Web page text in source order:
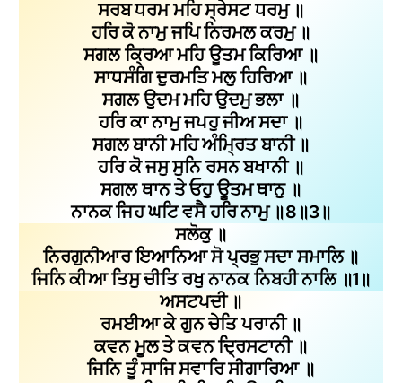
ਸਰਬ ਧਰਮ ਮਹਿ ਸ੍ਰੇਸਟ ਧਰਮੁ ॥
ਹਰਿ ਕੋ ਨਾਮੁ ਜਪਿ ਨਿਰਮਲ ਕਰਮੁ ॥
ਸਗਲ ਕ੍ਰਿਆ ਮਹਿ ਊਤਮ ਕਿਰਿਆ ॥
ਸਾਧਸੰਗਿ ਦੁਰਮਤਿ ਮਲੁ ਹਿਰਿਆ ॥
ਸਗਲ ਉਦਮ ਮਹਿ ਉਦਮੁ ਭਲਾ ॥
ਹਰਿ ਕਾ ਨਾਮੁ ਜਪਹੁ ਜੀਅ ਸਦਾ ॥
ਸਗਲ ਬਾਨੀ ਮਹਿ ਅੰਮ੍ਰਿਤ ਬਾਨੀ ॥
ਹਰਿ ਕੋ ਜਸੁ ਸੁਨਿ ਰਸਨ ਬਖਾਨੀ ॥
ਸਗਲ ਥਾਨ ਤੇ ਓਹੁ ਊਤਮ ਥਾਨੁ ॥
ਨਾਨਕ ਜਿਹ ਘਟਿ ਵਸੈ ਹਰਿ ਨਾਮੁ ॥8॥3॥
ਸਲੋਕੁ ॥
ਨਿਰਗੁਨੀਆਰ ਇਆਨਿਆ ਸੋ ਪ੍ਰਭੁ ਸਦਾ ਸਮਾਲਿ ॥
ਜਿਨਿ ਕੀਆ ਤਿਸੁ ਚੀਤਿ ਰਖੁ ਨਾਨਕ ਨਿਬਹੀ ਨਾਲਿ ॥1॥
ਅਸਟਪਦੀ ॥
ਰਮਈਆ ਕੇ ਗੁਨ ਚੇਤਿ ਪਰਾਨੀ ॥
ਕਵਨ ਮੂਲ ਤੇ ਕਵਨ ਦ੍ਰਿਸਟਾਨੀ ॥
ਜਿਨਿ ਤੂੰ ਸਾਜਿ ਸਵਾਰਿ ਸੀਗਾਰਿਆ ॥